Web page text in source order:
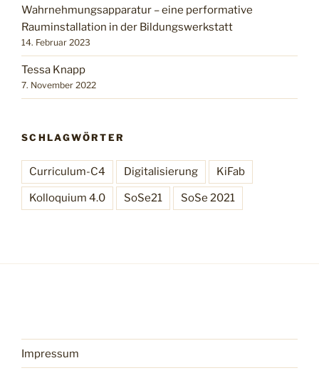
Wahrnehmungsapparatur – eine performative
Rauminstallation in der Bildungswerkstatt
14. Februar 2023
Tessa Knapp
7. November 2022
SCHLAGWÖRTER
Curriculum-C4 Digitalisierung KiFab
Kolloquium 4.0 SoSe21 SoSe 2021
Impressum